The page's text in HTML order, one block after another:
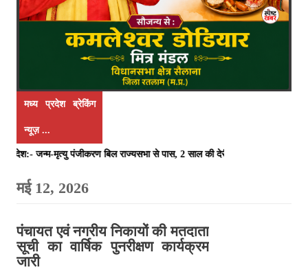
मध्य प्रदेश ब्रेकिंग
न्यूज़ ...
देश:- जन्म-मृत्यु पंजीकरण बिल राज्यसभा से पास, 2 साल की देरी पर अब कोर्ट के
पंचायत एवं नगरीय निकायों की मतदाता
सूची का वार्षिक पुनरीक्षण कार्यक्रम
जारी